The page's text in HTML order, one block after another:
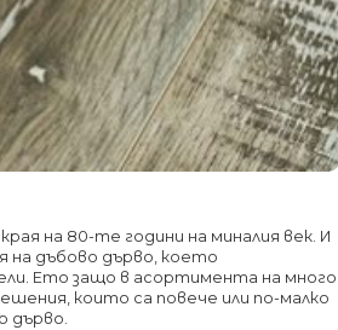
на 80-те години на миналия век. И
дъбово дърво, което
Ето защо в асортимента на много
които са повече или по-малко
дърво.